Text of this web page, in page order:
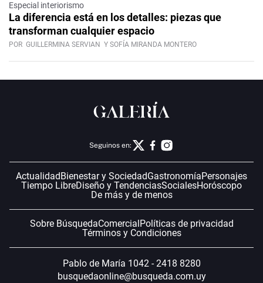
Especial interiorismo
La diferencia está en los detalles: piezas que
transforman cualquier espacio
POR GUILLERMINA SERVIAN Y SOFÍA MIRANDA MONTERO
Seguinos en:
Actualidad Bienestar y SociedadGastronomíaPersonajes
Tiempo LibreDiseño y TendenciasSocialesHoróscopo
De más y de menos
Sobre BúsquedaComercial Políticas de privacidad
Términos y Condiciones
Pablo de María 1042 - 2418 8280
busquedaonline@busqueda.com.uy